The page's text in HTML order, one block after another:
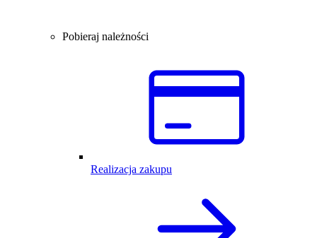
Pobieraj należności
Realizacja zakupu